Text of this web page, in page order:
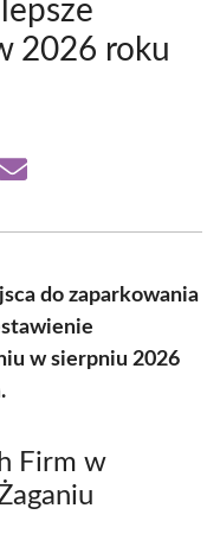
2026 roku
Share
do zaparkowania
w sierpniu 2026
Firm w